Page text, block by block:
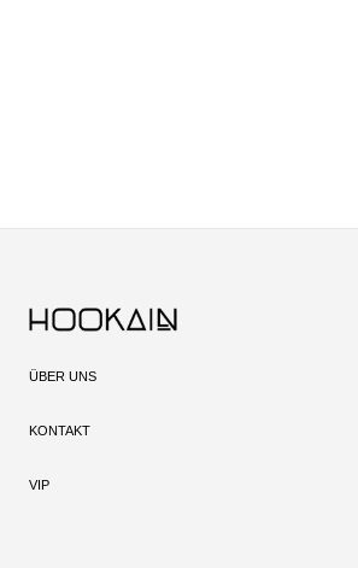
ÜBER UNS
KONTAKT
VIP